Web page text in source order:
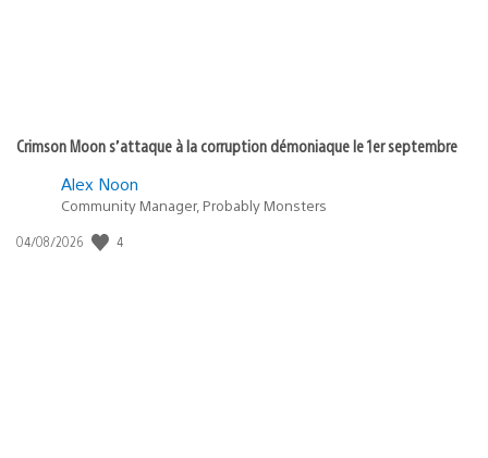
Crimson Moon s’attaque à la corruption démoniaque le 1er septembre
Alex Noon
Community Manager, Probably Monsters
Date
04/08/2026 4